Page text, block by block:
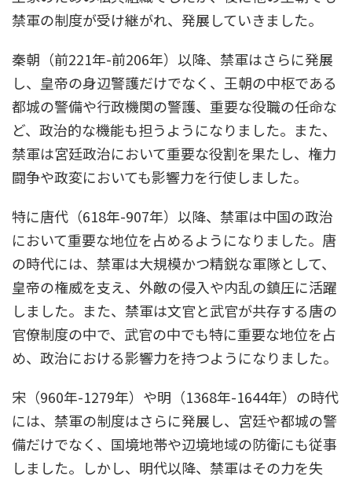
禁軍の制度が受け継がれ、発展していきました。
秦朝（前221年-前206年）以降、禁軍はさらに発展
し、皇帝の身辺警護だけでなく、王朝の中枢である
都城の警備や行政機関の警護、重要な役職の任命な
ど、政治的な機能も担うようになりました。また、
禁軍は宮廷政治において重要な役割を果たし、権力
闘争や政変においても影響力を行使しました。
特に唐代（618年-907年）以降、禁軍は中国の政治
において重要な地位を占めるようになりました。唐
の時代には、禁軍は大規模かつ精鋭な軍隊として、
皇帝の権威を支え、外敵の侵入や内乱の鎮圧に活躍
しました。また、禁軍は文官と武官が共存する唐の
官僚制度の中で、武官の中でも特に重要な地位を占
め、政治における影響力を持つようになりました。
宋（960年-1279年）や明（1368年-1644年）の時代
には、禁軍の制度はさらに発展し、宮廷や都城の警
備だけでなく、国境地帯や辺境地域の防衛にも従事
しました。しかし、明代以降、禁軍はその力を失